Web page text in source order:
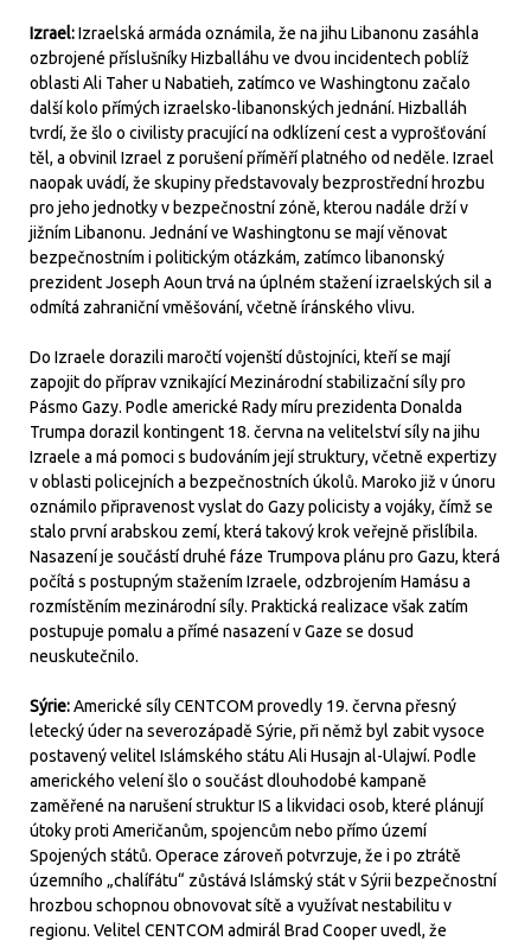
Izrael:Izraelská armáda oznámila, že na jihu Libanonu zasáhla
ozbrojené příslušníky Hizballáhu ve dvou incidentech poblíž
oblasti Ali Taher u Nabatieh, zatímco ve Washingtonu začalo
další kolo přímých izraelsko-libanonských jednání. Hizballáh
tvrdí, že šlo o civilisty pracující na odklízení cest a vyprošťování
těl, a obvinil Izrael z porušení příměří platného od neděle. Izrael
naopak uvádí, že skupiny představovaly bezprostřední hrozbu
pro jeho jednotky v bezpečnostní zóně, kterou nadále drží v
jižním Libanonu. Jednání ve Washingtonu se mají věnovat
bezpečnostním i politickým otázkám, zatímco libanonský
prezident Joseph Aoun trvá na úplném stažení izraelských sil a
odmítá zahraniční vměšování, včetně íránského vlivu.
Do Izraele dorazili maročtí vojenští důstojníci, kteří se mají
zapojit do příprav vznikající Mezinárodní stabilizační síly pro
Pásmo Gazy. Podle americké Rady míru prezidenta Donalda
Trumpa dorazil kontingent 18. června na velitelství síly na jihu
Izraele a má pomoci s budováním její struktury, včetně expertizy
v oblasti policejních a bezpečnostních úkolů. Maroko již v únoru
oznámilo připravenost vyslat do Gazy policisty a vojáky, čímž se
stalo první arabskou zemí, která takový krok veřejně přislíbila.
Nasazení je součástí druhé fáze Trumpova plánu pro Gazu, která
počítá s postupným stažením Izraele, odzbrojením Hamásu a
rozmístěním mezinárodní síly. Praktická realizace však zatím
postupuje pomalu a přímé nasazení v Gaze se dosud
neuskutečnilo.
Sýrie:Americké síly CENTCOM provedly 19. června přesný
letecký úder na severozápadě Sýrie, při němž byl zabit vysoce
postavený velitel Islámského státu Ali Husajn al-Ulajwí. Podle
amerického velení šlo o součást dlouhodobé kampaně
zaměřené na narušení struktur IS a likvidaci osob, které plánují
útoky proti Američanům, spojencům nebo přímo území
Spojených států. Operace zároveň potvrzuje, že i po ztrátě
územního „chalífátu“ zůstává Islámský stát v Sýrii bezpečnostní
hrozbou schopnou obnovovat sítě a využívat nestabilitu v
regionu. Velitel CENTCOM admirál Brad Cooper uvedl, že